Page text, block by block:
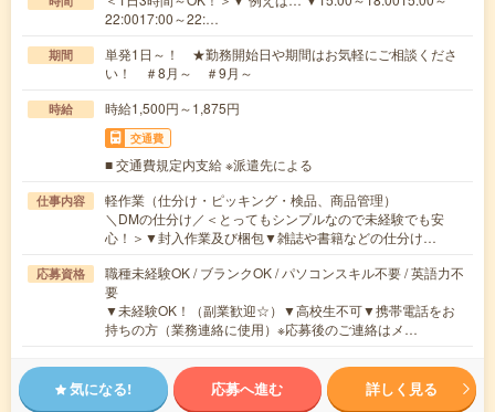
22:0017:00～22:…
期間
単発1日～！ ★勤務開始日や期間はお気軽にご相談くださ
い！ ＃8月～ ＃9月～
時給 時給1,500円～1,875円
交通費
■ 交通費規定内支給 ※派遣先による
仕事内容
軽作業（仕分け・ピッキング・検品、商品管理）
＼DMの仕分け／＜とってもシンプルなので未経験でも安
心！＞▼封入作業及び梱包▼雑誌や書籍などの仕分け…
応募資格
職種未経験OK / ブランクOK / パソコンスキル不要 / 英語力不
要
▼未経験OK！（副業歓迎☆）▼高校生不可▼携帯電話をお
持ちの方（業務連絡に使用）※応募後のご連絡はメ…
気になる! 応募へ進む 詳しく見る